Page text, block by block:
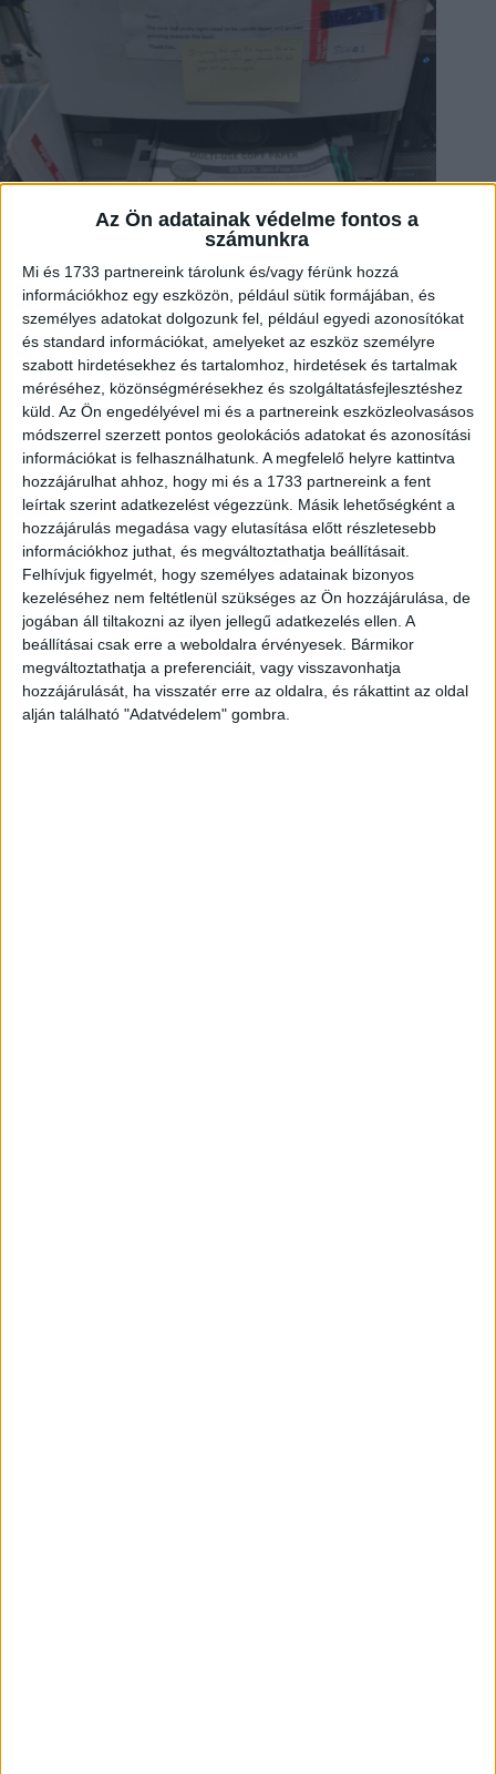
Az Ön adatainak védelme fontos a
számunkra
Mi és 1733 partnereink tárolunk és/vagy férünk hozzá
információkhoz egy eszközön, például sütik formájában, és
személyes adatokat dolgozunk fel, például egyedi azonosítókat
és standard információkat, amelyeket az eszköz személyre
szabott hirdetésekhez és tartalomhoz, hirdetések és tartalmak
méréséhez, közönségmérésekhez és szolgáltatásfejlesztéshez
küld. Az Ön engedélyével mi és a partnereink eszközleolvasásos
módszerrel szerzett pontos geolokációs adatokat és azonosítási
információkat is felhasználhatunk. A megfelelő helyre kattintva
hozzájárulhat ahhoz, hogy mi és a 1733 partnereink a fent
leírtak szerint adatkezelést végezzünk. Másik lehetőségként a
hozzájárulás megadása vagy elutasítása előtt részletesebb
információkhoz juthat, és megváltoztathatja beállításait.
Felhívjuk figyelmét, hogy személyes adatainak bizonyos
kezeléséhez nem feltétlenül szükséges az Ön hozzájárulása, de
jogában áll tiltakozni az ilyen jellegű adatkezelés ellen. A
beállításai csak erre a weboldalra érvényesek. Bármikor
megváltoztathatja a preferenciáit, vagy visszavonhatja
hozzájárulását, ha visszatér erre az oldalra, és rákattint az oldal
alján található "Adatvédelem" gombra.
3. ,,A javításra hozott számítógépet epoxigyantával
ragasztották az asztal aljára, így asztallal együtt hozták be.”